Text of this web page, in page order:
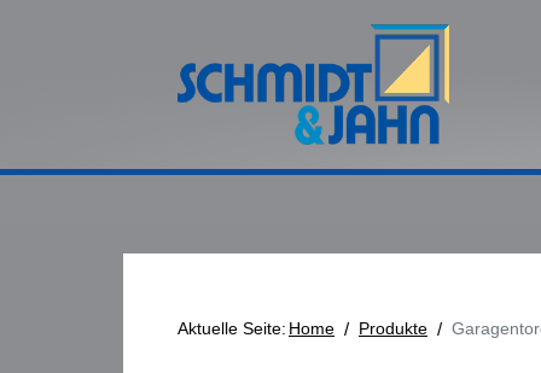
Aktuelle Seite: Home / Produkte /